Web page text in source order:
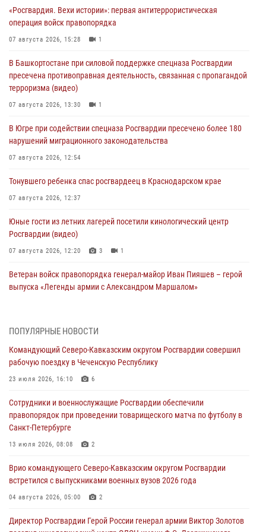
«Росгвардия. Вехи истории»: первая антитеррористическая
операция войск правопорядка
07 августа 2026, 15:28 1
В Башкортостане при силовой поддержке спецназа Росгвардии
пресечена противоправная деятельность, связанная с пропагандой
терроризма (видео)
07 августа 2026, 13:30 1
В Югре при содействии спецназа Росгвардии пресечено более 180
нарушений миграционного законодательства
07 августа 2026, 12:54
Тонувшего ребенка спас росгвардеец в Краснодарском крае
07 августа 2026, 12:37
Юные гости из летних лагерей посетили кинологический центр
Росгвардии (видео)
07 августа 2026, 12:20 3 1
Ветеран войск правопорядка генерал-майор Иван Пияшев – герой
выпуска «Легенды армии с Александром Маршалом»
Представители ФСБ России по Уральскому округу Росгвардии и
Кузнецова
07 августа 2026, 12:00
Смольного собора в Санкт-Петербурге (видео)
07 августа 2026, 11:34
В Курске росгвардейцы провели занятие по основам
07 августа 2026, 11:33
Рэпер ST посетил раненых росгвардейцев в Главном военном
07 августа 2026, 11:18
ПОПУЛЯРНЫЕ НОВОСТИ
Командующий Северо-Кавказским округом Росгвардии совершил
рабочую поездку в Чеченскую Республику
23 июля 2026, 16:10 6
Сотрудники и военнослужащие Росгвардии обеспечили
правопорядок при проведении товарищеского матча по футболу в
Санкт-Петербурге
13 июля 2026, 08:08 2
Врио командующего Северо-Кавказским округом Росгвардии
встретился с выпускниками военных вузов 2026 года
04 августа 2026, 05:00 2
Директор Росгвардии Герой России генерал армии Виктор Золотов